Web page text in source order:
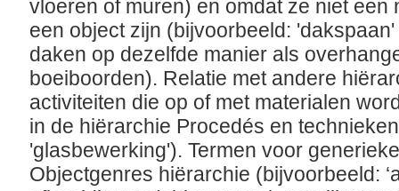
vloeren of muren) en omdat ze niet
een object zijn (bijvoorbeeld:
daken op dezelfde manier als
boeiboorden). Relatie met andere
activiteiten die op of met materialen
in de hiërarchie Procedés en
'glasbewerking'). Termen voor
Objectgenres hiërarchie (bijvoorbeeld: